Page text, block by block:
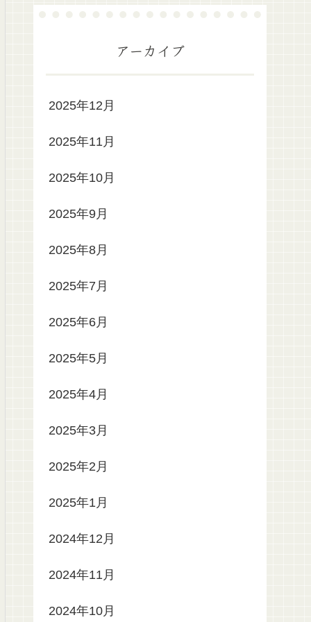
アーカイブ
2025年12月
2025年11月
2025年10月
2025年9月
2025年8月
2025年7月
2025年6月
2025年5月
2025年4月
2025年3月
2025年2月
2025年1月
2024年12月
2024年11月
2024年10月